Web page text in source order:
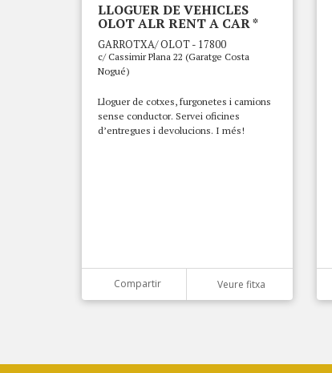
LLOGUER DE VEHICLES
OLOT ALR RENT A CAR *
GARROTXA/ OLOT - 17800
c/ Cassimir Plana 22 (Garatge Costa
Nogué)
Lloguer de cotxes, furgonetes i camions
sense conductor. Servei oficines
d’entregues i devolucions. I més!
Compartir Veure fitxa